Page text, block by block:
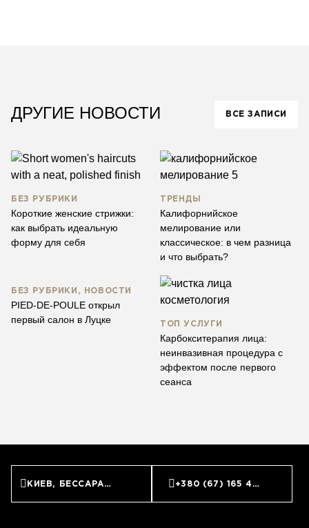
ДРУГИЕ НОВОСТИ ВСЕ ЗАПИСИ
БЕЗ РУБРИКИ
Короткие женские стрижки:
как выбрать идеальную
форму для себя
ТРЕНДЫ
Калифорнийское
мелирование или
классическое: в чем разница
и что выбрать?
БЕЗ РУБРИКИ, НОВОСТИ
PIED-DE-POULE открыл
первый салон в Луцке
ТОП УСЛУГИ
Карбокситерапия лица:
неинвазивная процедура с
эффектом после первого
сеанса
КИЕВ, БЕССАРАБСКАЯ ПЛОЩАДЬ, 7 +380 (67) 165 45 45